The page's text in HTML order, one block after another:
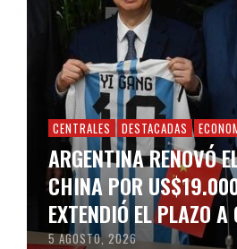
CENTRALES DESTACADAS
ARGENTINA RENOVÓ
CHINA POR
EXTENDIÓ EL PLAZO
5 AGOSTO, 2026